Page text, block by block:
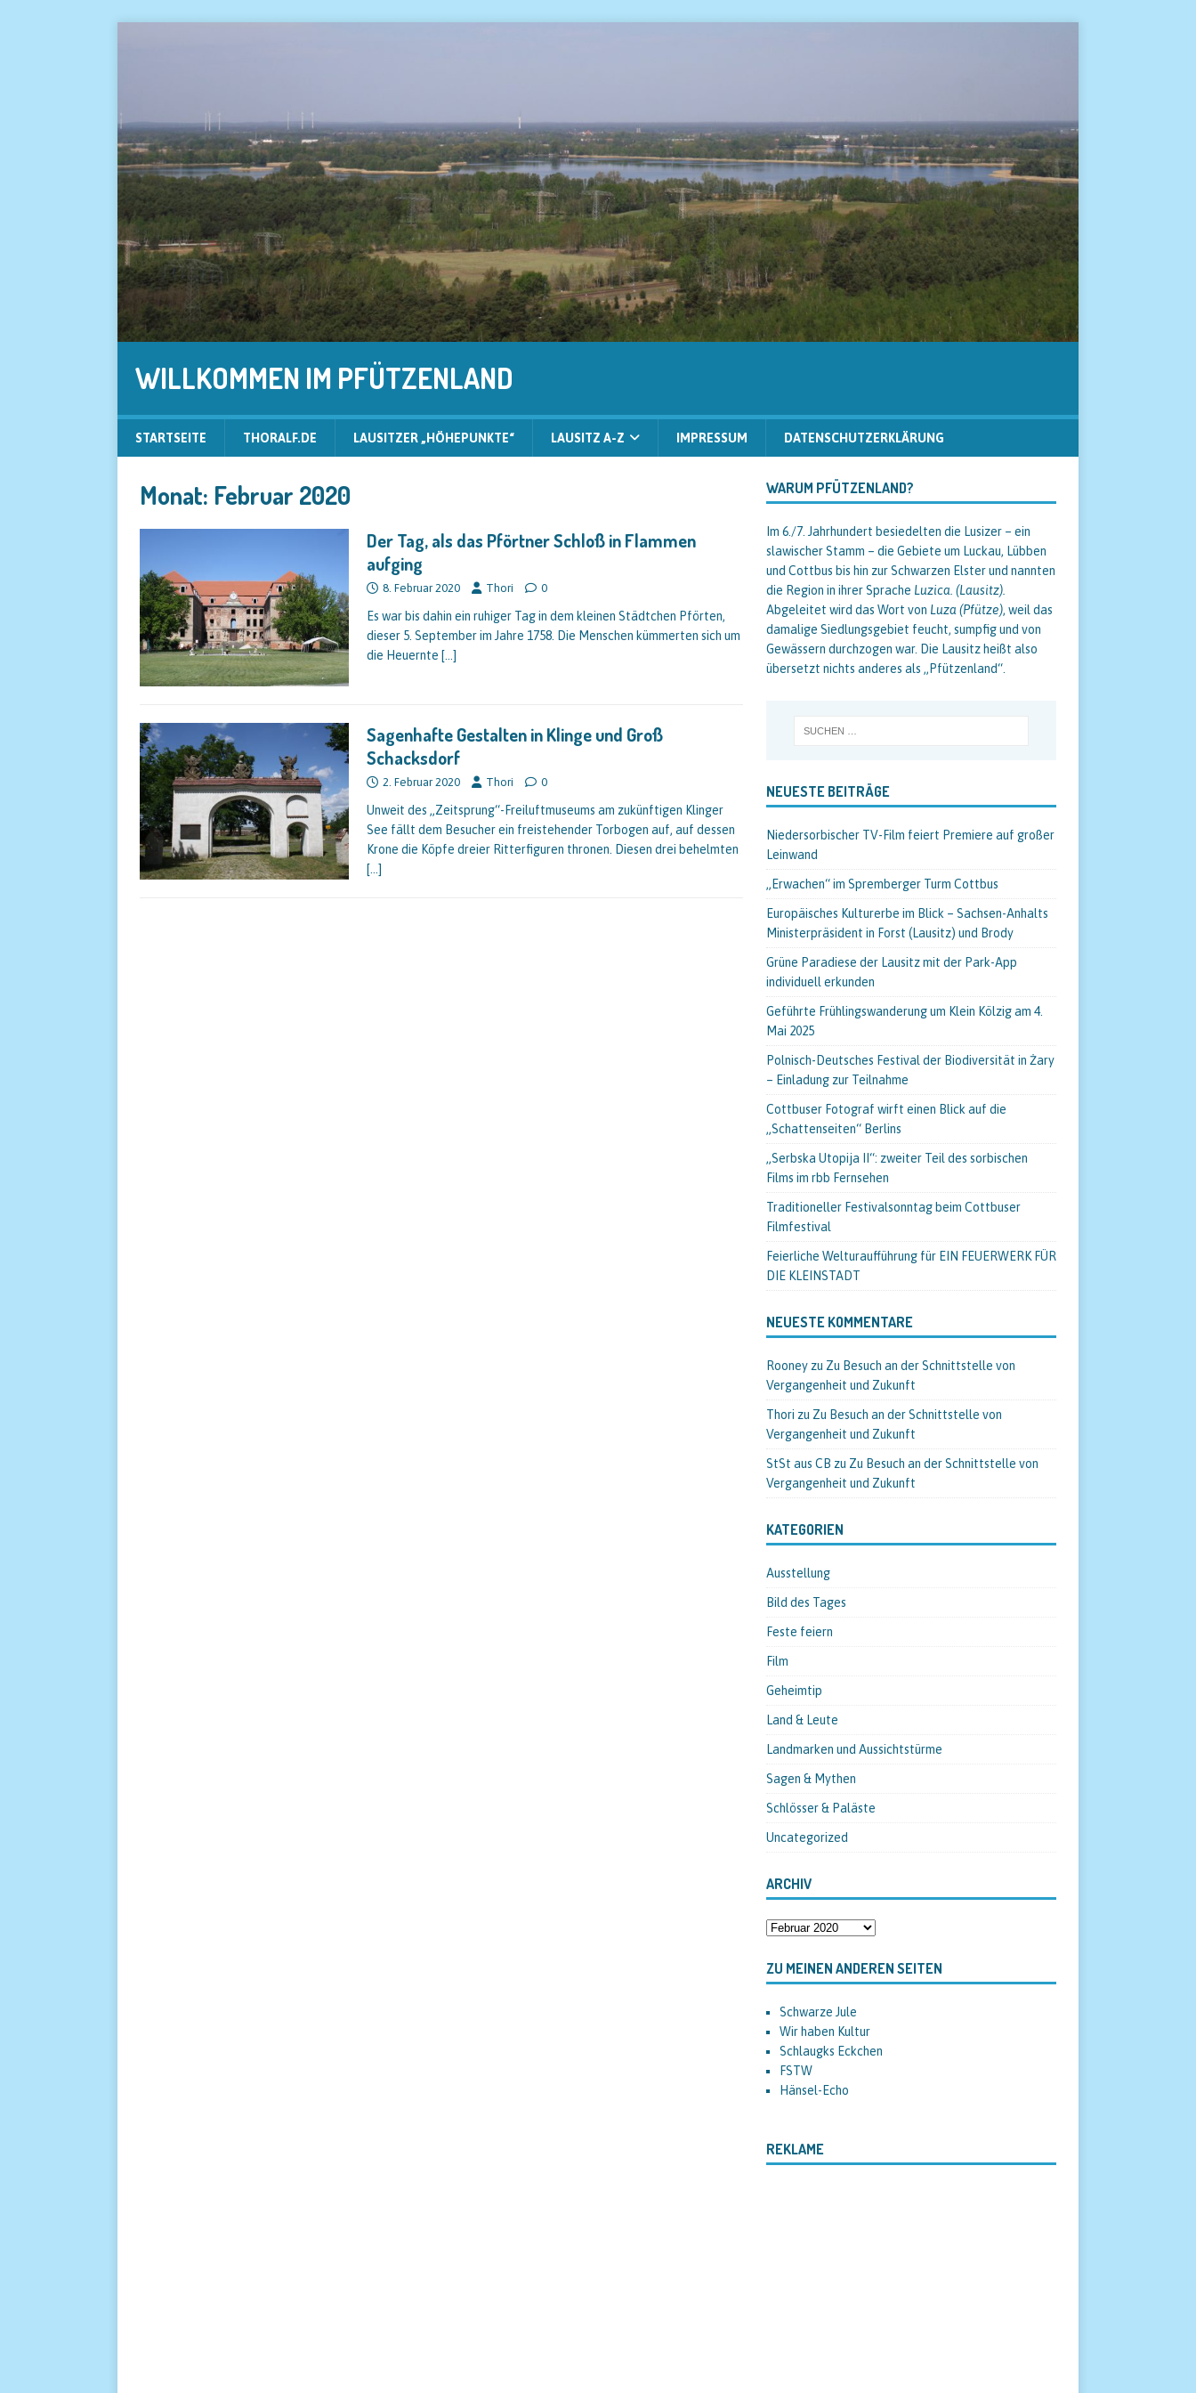
WILLKOMMEN IM PFÜTZENLAND
STARTSEITE THORALF.DE LAUSITZER „HÖHEPUNKTE“ LAUSITZ A-Z IMPRESSUM DATENSCHUTZERKLÄRUNG
Monat: Februar 2020
Der Tag, als das Pförtner Schloß in Flammen
aufging
8. Februar 2020 Thori 0
Es war bis dahin ein ruhiger Tag in dem kleinen Städtchen Pförten,
dieser 5. September im Jahre 1758. Die Menschen kümmerten sich um
die Heuernte […]
Sagenhafte Gestalten in Klinge und Groß
Schacksdorf
2. Februar 2020 Thori 0
Unweit des „Zeitsprung“-Freiluftmuseums am zukünftigen Klinger
See fällt dem Besucher ein freistehender Torbogen auf, auf dessen
Krone die Köpfe dreier Ritterfiguren thronen. Diesen drei behelmten
[…]
WARUM PFÜTZENLAND?
Im 6./7. Jahrhundert besiedelten die Lusizer – ein
slawischer Stamm – die Gebiete um Luckau, Lübben
und Cottbus bis hin zur Schwarzen Elster und nannten
die Region in ihrer Sprache Luzica. (Lausitz).
Abgeleitet wird das Wort von Luza (Pfütze), weil das
damalige Siedlungsgebiet feucht, sumpfig und von
Gewässern durchzogen war. Die Lausitz heißt also
übersetzt nichts anderes als „Pfützenland“.
NEUESTE BEITRÄGE
Niedersorbischer TV-Film feiert Premiere auf großer
Leinwand
„Erwachen“ im Spremberger Turm Cottbus
Europäisches Kulturerbe im Blick – Sachsen-Anhalts
Ministerpräsident in Forst (Lausitz) und Brody
Grüne Paradiese der Lausitz mit der Park-App
individuell erkunden
Geführte Frühlingswanderung um Klein Kölzig am 4.
Mai 2025
Polnisch-Deutsches Festival der Biodiversität in Żary
– Einladung zur Teilnahme
Cottbuser Fotograf wirft einen Blick auf die
„Schattenseiten“ Berlins
„Serbska Utopija II“: zweiter Teil des sorbischen
Films im rbb Fernsehen
Traditioneller Festivalsonntag beim Cottbuser
Filmfestival
Feierliche Welturaufführung für EIN FEUERWERK FÜR
DIE KLEINSTADT
NEUESTE KOMMENTARE
Rooneyzu Zu Besuch an der Schnittstelle von
Vergangenheit und Zukunft
Thori zu Zu Besuch an der Schnittstelle von
Vergangenheit und Zukunft
StSt aus CB zu Zu Besuch an der Schnittstelle von
Vergangenheit und Zukunft
KATEGORIEN
Ausstellung
Bild des Tages
Feste feiern
Film
Geheimtip
Land & Leute
Landmarken und Aussichtstürme
Sagen & Mythen
Schlösser & Paläste
Uncategorized
ARCHIV
ZU MEINEN ANDEREN SEITEN
Schwarze Jule
Wir haben Kultur
Schlaugks Eckchen
FSTW
Hänsel-Echo
REKLAME